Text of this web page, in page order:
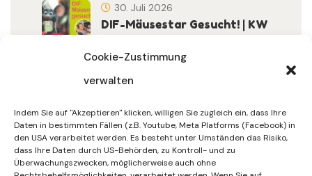
Cookie-Zustimmung
verwalten
Indem Sie auf "Akzeptieren" klicken, willigen Sie zugleich ein, dass Ihre
Daten in bestimmten Fällen (z.B. Youtube, Meta Platforms (Facebook) in
den USA verarbeitet werden. Es besteht unter Umständen das Risiko,
dass Ihre Daten durch US-Behörden, zu Kontroll- und zu
Überwachungszwecken, möglicherweise auch ohne
DIF-Mäusestar Gesucht! | KW
30. Juli 2026
Sommerferien | KW 31/…
30. Juli 2026
Gemeinsames Friedensgebet
15. Juli 2026